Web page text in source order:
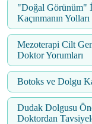
"Doğal Görünüm"
Kaçınmanın Yolları
Mezoterapi Cilt
Doktor Yorumları
Botoks ve Dolgu
Dudak Dolgusu
Doktordan